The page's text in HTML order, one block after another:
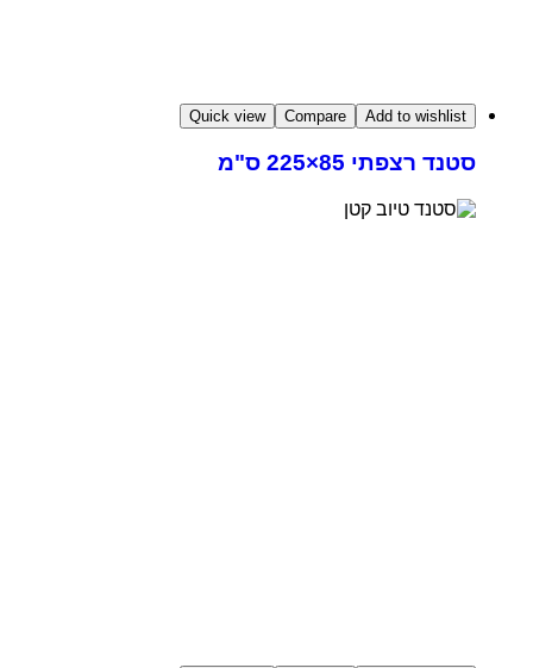
Add to wishlist
Compare
Quick view
סטנד רצפתי 85×225 ס"מ